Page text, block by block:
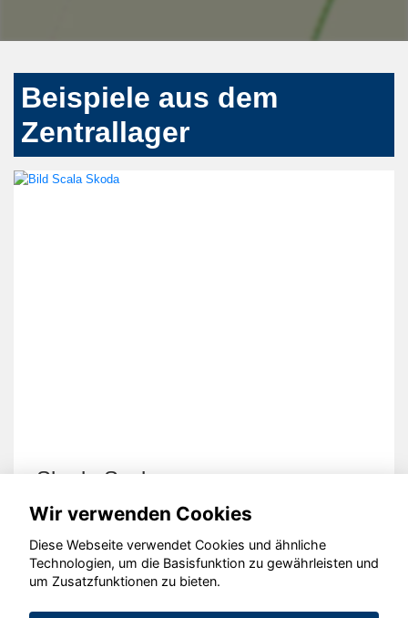
Beispiele aus dem
Zentrallager
Skoda Scala
© konjunkturmotor.de GmbH 2020 - 2026
Wir verwenden Cookies
Diese Webseite verwendet Cookies und ähnliche
Technologien, um die Basisfunktion zu gewährleisten und
um Zusatzfunktionen zu bieten.